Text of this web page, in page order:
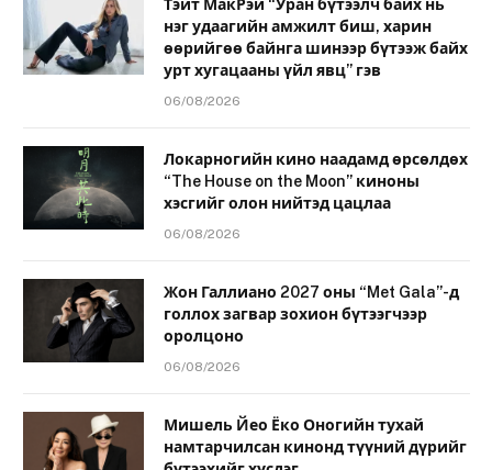
Тэйт МакРэй “Уран бүтээлч байх нь
нэг удаагийн амжилт биш, харин
өөрийгөө байнга шинээр бүтээж байх
урт хугацааны үйл явц” гэв
06/08/2026
Локарногийн кино наадамд өрсөлдөх
“The House on the Moon” киноны
хэсгийг олон нийтэд цацлаа
06/08/2026
Жон Галлиано 2027 оны “Met Gala”-д
голлох загвар зохион бүтээгчээр
оролцоно
06/08/2026
Мишель Йео Ёко Оногийн тухай
намтарчилсан кинонд түүний дүрийг